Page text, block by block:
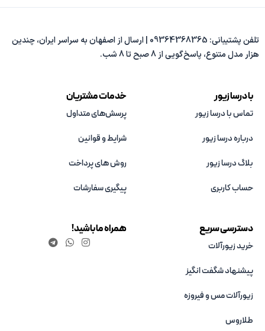
تلفن پشتیبانی: 09364368365 | ارسال از اصفهان به سراسر ایران، چندین
هزار مدل متنوع، پاسخ‌گویی از 8 صبح تا 8 شب.
با درسا زیور
تماس با درسا زیور
درباره درسا زیور
بلاگ درسا زیور
حساب کاربری
خدمات مشتریان
پرسش‌های متداول
شرایط و قوانین
روش های پرداخت
پیگیری سفارشات
دسترسی سریع
خرید زیورآلات
پیشنهاد شگفت انگیز
زیورآلات مس و فیروزه‌
طلاروس
همراه ما باشید!